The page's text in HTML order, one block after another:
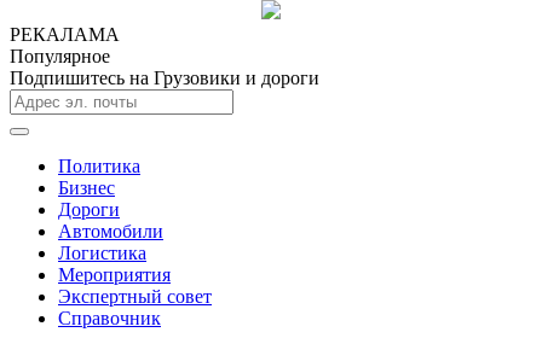
РЕКАЛАМА
Популярное
Подпишитесь на Грузовики и дороги
Политика
Бизнес
Дороги
Автомобили
Логистика
Мероприятия
Экспертный совет
Справочник